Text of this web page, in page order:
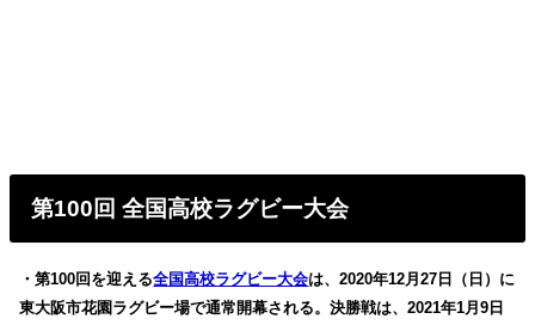
第100回 全国高校ラグビー大会
・第100回を迎える全国高校ラグビー大会は、2020年12月27日（日）に
東大阪市花園ラグビー場で通常開幕される。決勝戦は、2021年1月9日